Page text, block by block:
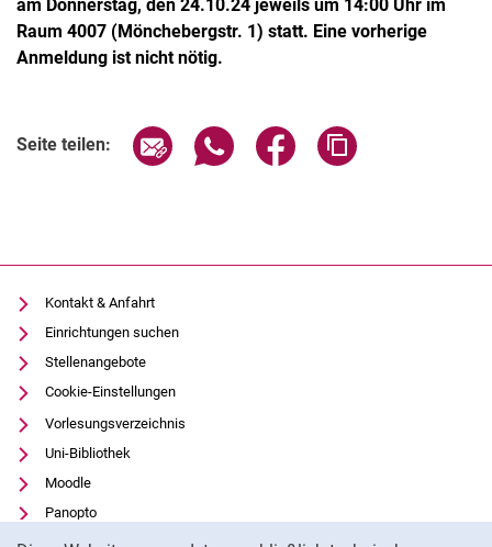
am Donnerstag, den 24.10.24 jeweils um 14:00 Uhr im
Raum 4007 (Mönchebergstr. 1) statt. Eine vorherige
Anmeldung ist nicht nötig.
Seite teilen: Seite über E-Mail teilen
Seite über WhatsApp teilen
Seite über Facebook
Kontakt & Anfahrt
Einrichtungen suchen
Stellenangebote
Cookie-Einstellungen
Vorlesungsverzeichnis
Uni-Bibliothek
Moodle
Panopto